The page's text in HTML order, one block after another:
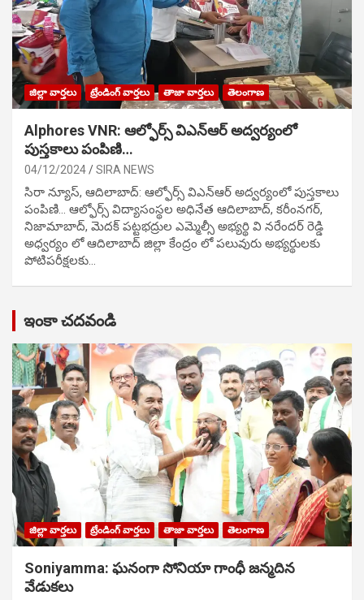
జిల్లా వార్తలు ట్రేండింగ్ వార్తలు తాజా వార్తలు తెలంగాణ
Alphores VNR: ఆల్ఫోర్స్ విఎన్ఆర్ అద్వర్యంలో
పుస్తకాలు పంపిణి…
04/12/2024 SIRA NEWS
సిరా న్యూస్, ఆదిలాబాద్: ఆల్ఫోర్స్ విఎన్ఆర్ అద్వర్యంలో పుస్తకాలు
పంపిణి… ఆల్ఫోర్స్ విద్యాసంస్థల అధినేత ఆదిలాబాద్, కరీంనగర్,
నిజామాబాద్, మెదక్ పట్టభద్రుల ఎమ్మెల్సీ అభ్యర్థి వి నరేందర్ రెడ్డి
అధ్వర్యం లో ఆదిలాబాద్ జిల్లా కేంద్రం లో పలువురు అభ్యర్థులకు
పోటిప‌రీక్ష‌ల‌కు…
ఇంకా చదవండి
జిల్లా వార్తలు ట్రేండింగ్ వార్తలు తాజా వార్తలు తెలంగాణ
Soniyamma: ఘ‌నంగా సోనియా గాంధీ జ‌న్మ‌దిన
వేడుక‌లు